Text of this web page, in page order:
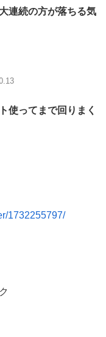
連続の方が落ちる気
使ってまで回りまく
1732255797/